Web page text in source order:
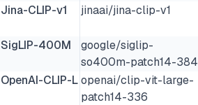
Jina-CLIP-v1
jinaai/jina-clip-v1
SigLIP-400M
google/siglip-
so400m-patch14-384
OpenAI-CLIP-Lopenai/clip-vit-large-
patch14-336